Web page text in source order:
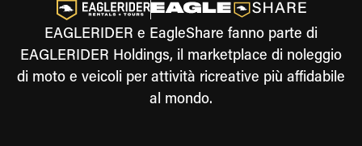
EAGLERIDER e EagleShare fanno parte di
EAGLERIDER Holdings, il marketplace di noleggio
di moto e veicoli per attività ricreative più affidabile
al mondo.